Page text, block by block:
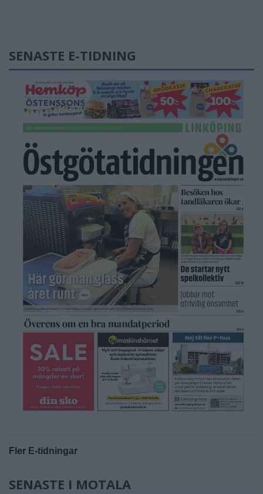
SENASTE E-TIDNING
Fler E-tidningar
SENASTE I MOTALA